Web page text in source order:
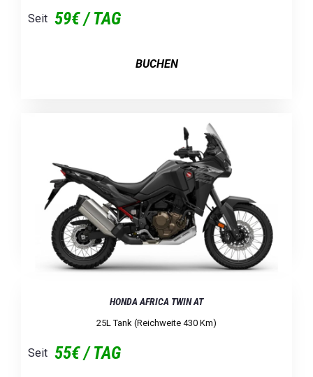
Seit 59€ / TAG
BUCHEN
HONDA AFRICA TWIN AT
25L Tank (Reichweite 430 Km)
Seit 55€ / TAG